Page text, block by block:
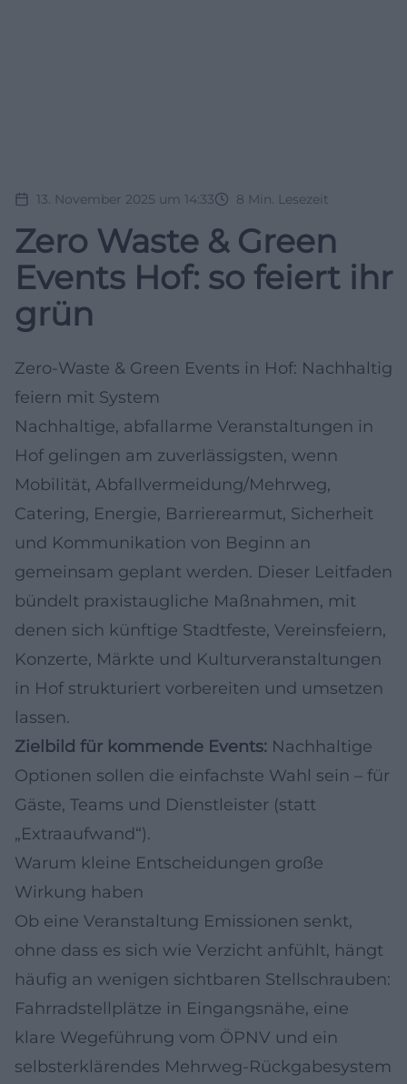
13. November 2025 um 14:33 8 Min. Lesezeit
Zero Waste & Green
Events Hof: so feiert ihr
grün
Zero-Waste & Green Events in Hof: Nachhaltig
feiern mit System
Nachhaltige, abfallarme Veranstaltungen in
Hof gelingen am zuverlässigsten, wenn
Mobilität, Abfallvermeidung/Mehrweg,
Catering, Energie, Barrierearmut, Sicherheit
und Kommunikation von Beginn an
gemeinsam geplant werden. Dieser Leitfaden
bündelt praxistaugliche Maßnahmen, mit
denen sich künftige Stadtfeste, Vereinsfeiern,
Konzerte, Märkte und Kulturveranstaltungen
in Hof strukturiert vorbereiten und umsetzen
lassen.
Zielbild für kommende Events: Nachhaltige
Optionen sollen die einfachste Wahl sein – für
Gäste, Teams und Dienstleister (statt
„Extraaufwand“).
Warum kleine Entscheidungen große
Wirkung haben
Ob eine Veranstaltung Emissionen senkt,
ohne dass es sich wie Verzicht anfühlt, hängt
häufig an wenigen sichtbaren Stellschrauben:
Fahrradstellplätze in Eingangsnähe, eine
klare Wegeführung vom ÖPNV und ein
selbsterklärendes Mehrweg-Rückgabesystem